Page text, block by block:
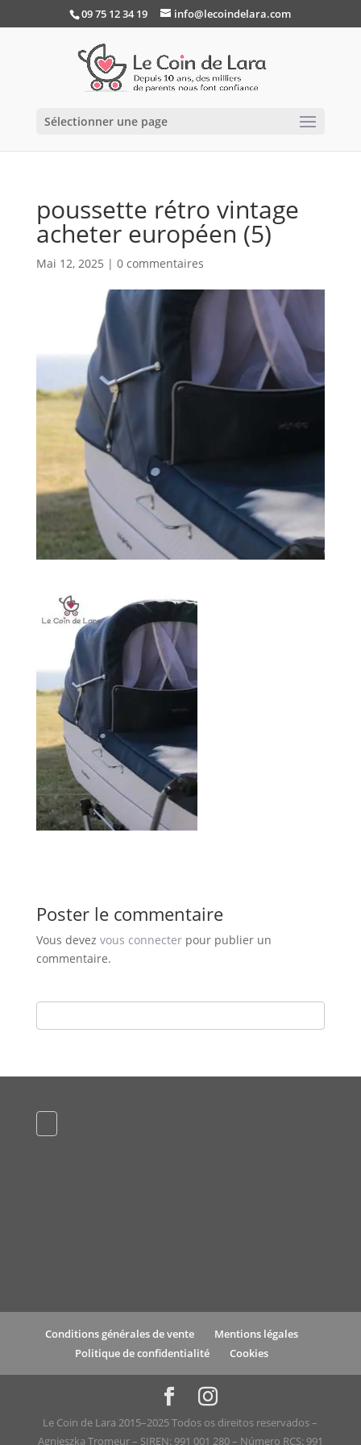
09 75 12 34 19 info@lecoindelara.com
Sélectionner une page
poussette rétro vintage
acheter européen (5)
Mai 12, 2025 | 0 commentaires
Poster le commentaire
Vous devez vous connecterpour publier un
commentaire.
Conditions générales de vente
Mentions légales
Politique de confidentialité
Cookies
Le Coin de Lara 2015–2025 Todos os direitos reservados –
Agnieszka Tromeur – SIREN: 991 001 280 – Número RCS: 991